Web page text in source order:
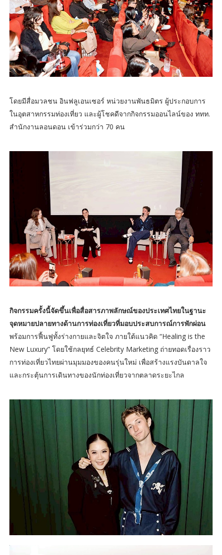
โดยมีสื่อมวลชน อินฟลูเอนเซอร์ หน่วยงานพันธมิตร ผู้ประกอบการ
ในอุตสาหกรรมท่องเที่ยว และผู้โชคดีจากกิจกรรมออนไลน์ของ ททท.
สำนักงานลอนดอน เข้าร่วมกว่า 70 คน
กิจกรรมครั้งนี้จัดขึ้นเพื่อสื่อสารภาพลักษณ์ของประเทศไทยในฐานะ
จุดหมายปลายทางด้านการท่องเที่ยวที่มอบประสบการณ์การพักผ่อน
พร้อมการฟื้นฟูทั้งร่างกายและจิตใจ ภายใต้แนวคิด “Healing is the
New Luxury” โดยใช้กลยุทธ์ Celebrity Marketing ถ่ายทอดเรื่องราว
การท่องเที่ยวไทยผ่านมุมมองของคนรุ่นใหม่ เพื่อสร้างแรงบันดาลใจ
และกระตุ้นการเดินทางของนักท่องเที่ยวจากตลาดระยะไกล